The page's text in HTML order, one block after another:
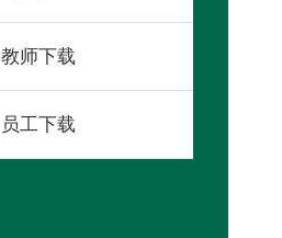
教师下载
员工下载